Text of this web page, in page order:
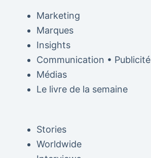
Marketing
Marques
Insights
Communication • Publicité
Médias
Le livre de la semaine
Stories
Worldwide